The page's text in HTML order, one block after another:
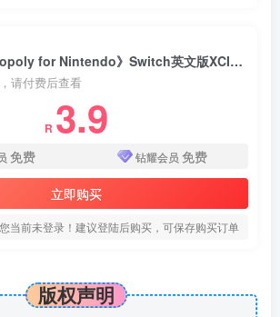
《地产大亨 Monopoly for Nintendo》Switch英文版XCI下载 – 含1.0.5补丁
请付费后查看
R 3.9
免费 钻耀会员 免费
立即购买
您当前未登录！建议登陆后购买，可保存购买订单
版权声明